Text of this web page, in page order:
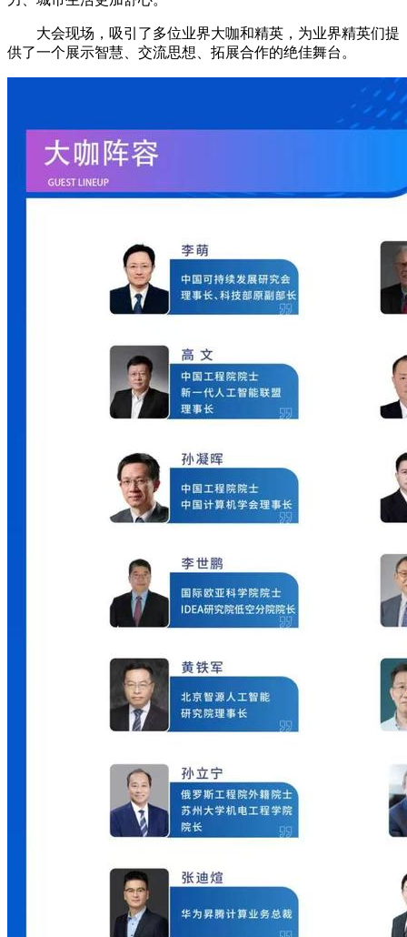
大会现场，吸引了多位业界大咖和精英，为业界精英们提
供了一个展示智慧、交流思想、拓展合作的绝佳舞台。